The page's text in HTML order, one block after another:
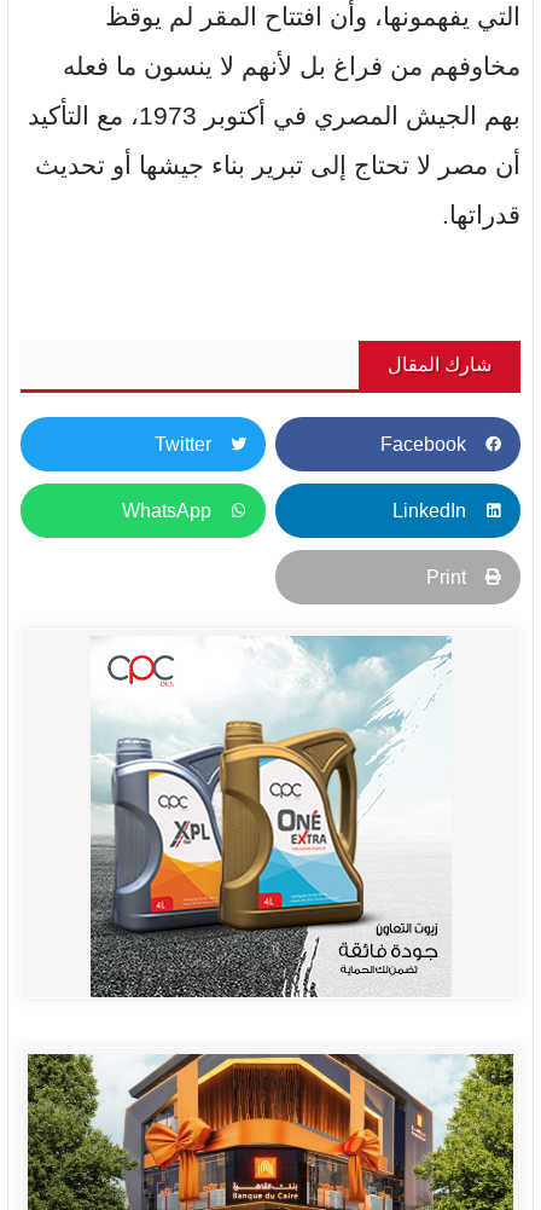
التي يفهمونها، وأن افتتاح المقر لم يوقظ
مخاوفهم من فراغ بل لأنهم لا ينسون ما فعله
بهم الجيش المصري في أكتوبر 1973، مع التأكيد
أن مصر لا تحتاج إلى تبرير بناء جيشها أو تحديث
قدراتها.
شارك المقال
Facebook
Twitter
LinkedIn
WhatsApp
Print